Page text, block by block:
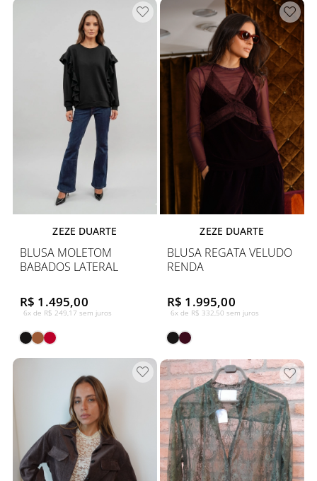
ZEZE DUARTE
BLUSA MOLETOM
BABADOS LATERAL
R$ 1.495,00
6x de R$ 249,17 sem juros
ZEZE DUARTE
BLUSA REGATA VELUDO
RENDA
R$ 1.995,00
6x de R$ 332,50 sem juros